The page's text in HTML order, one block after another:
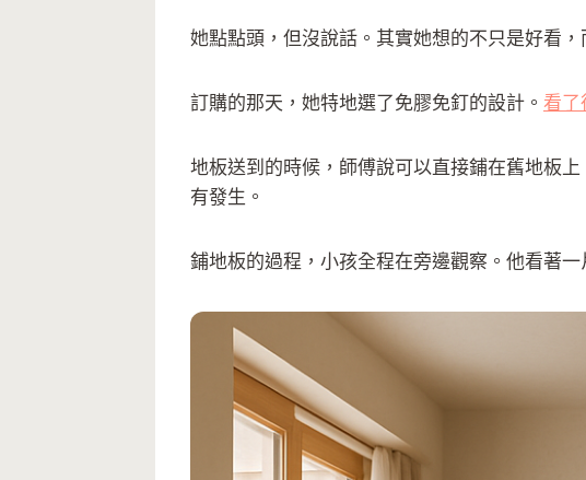
她點點頭，但沒說話。其實她想的不只是好看
訂購的那天，她特地選了免膠免釘的設計。 看了
地板送到的時候，師傅說可以直接鋪在舊地板
有發生。
鋪地板的過程，小孩全程在旁邊觀察。他看著